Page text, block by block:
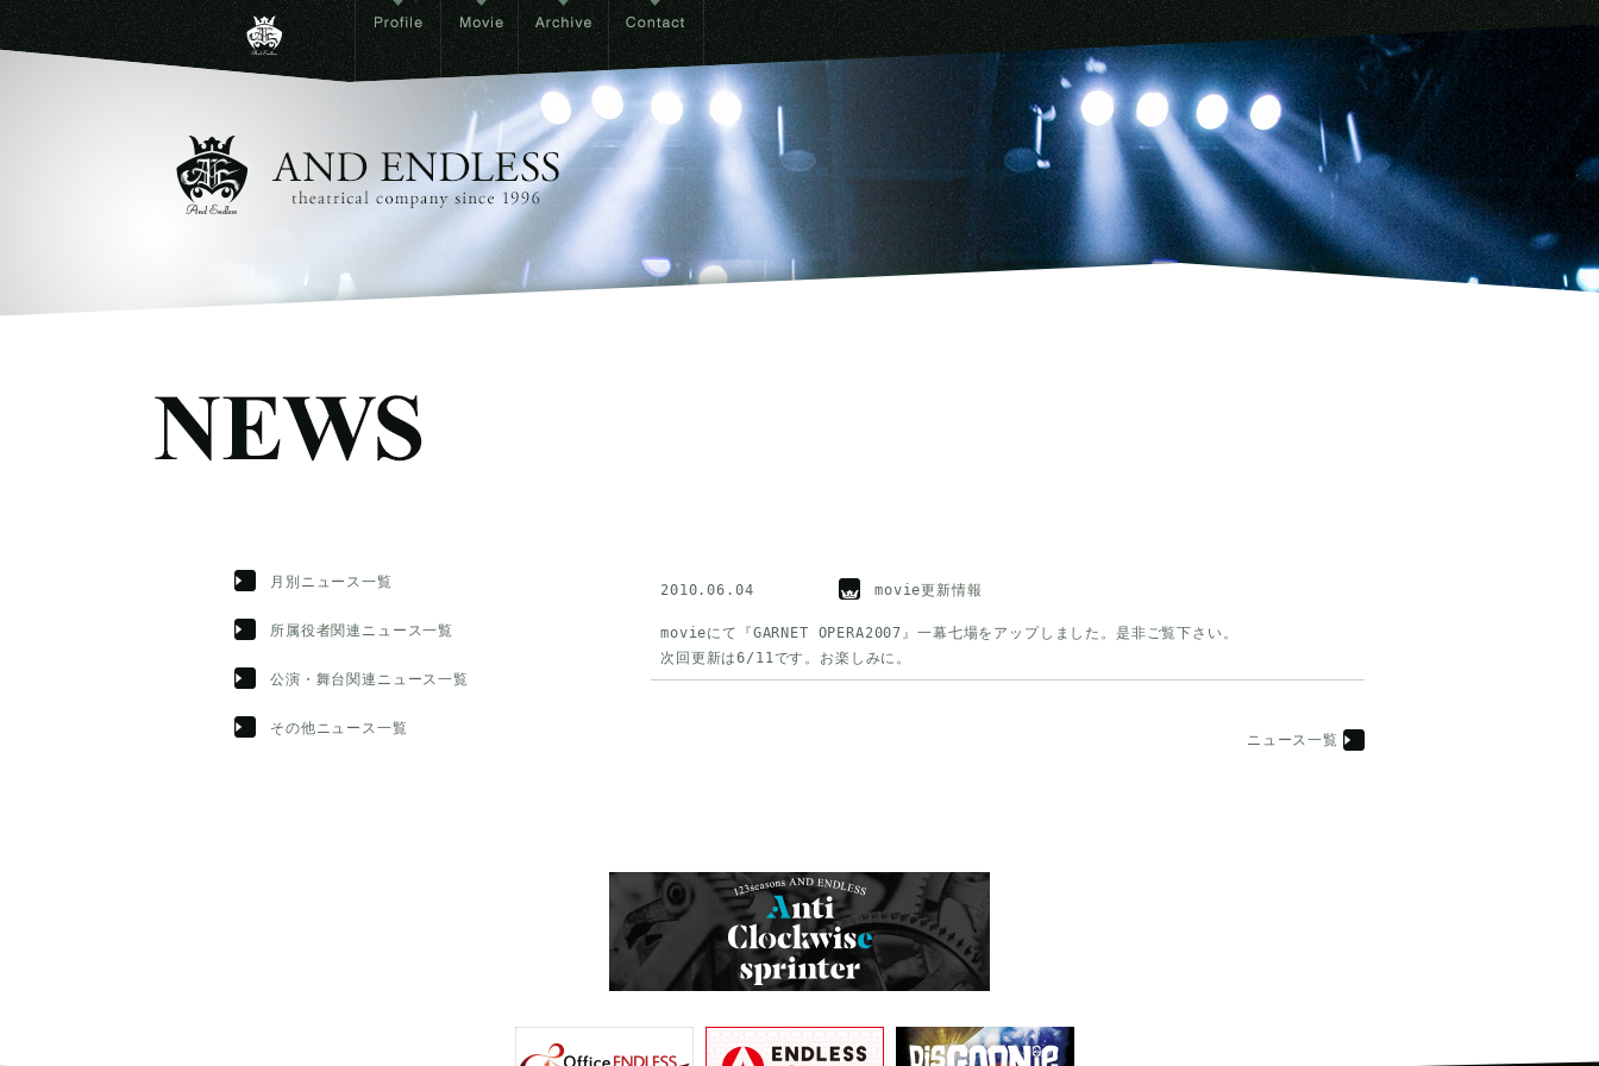
月別ニュース一覧
所属役者関連ニュース一覧
公演・舞台関連ニュース一覧
その他ニュース一覧
2010.06.04 movie更新情報
movieにて『GARNET OPERA2007』一幕七場をアップしました。是非ご覧下さい。
次回更新は6/11です。お楽しみに。
ニュース一覧